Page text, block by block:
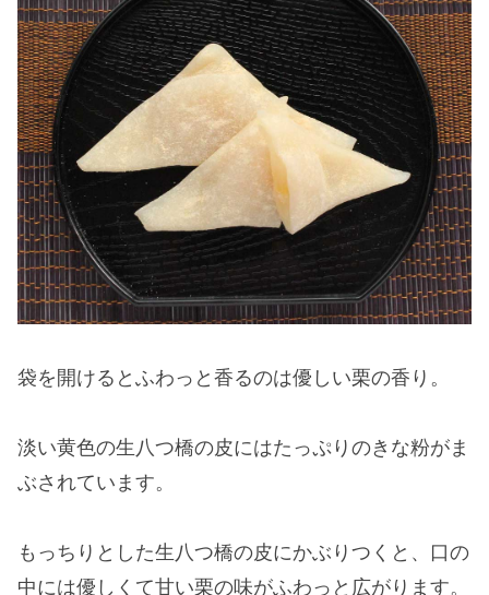
袋を開けるとふわっと香るのは優しい栗の香り。
淡い黄色の生八つ橋の皮にはたっぷりのきな粉がま
ぶされています。
もっちりとした生八つ橋の皮にかぶりつくと、口の
中には優しくて甘い栗の味がふわっと広がります。